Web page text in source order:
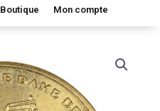
Boutique Mon compte